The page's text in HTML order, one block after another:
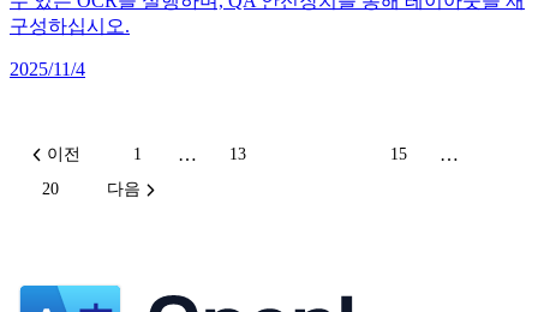
구성하십시오.
2025/11/4
이전 1 … 13 15 …
20 다음